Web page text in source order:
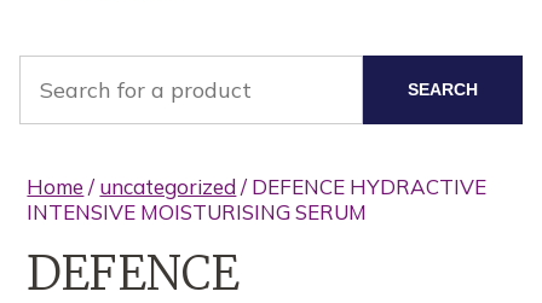
SEARCH
Home / uncategorized / DEFENCE HYDRACTIVE
INTENSIVE MOISTURISING SERUM
DEFENCE